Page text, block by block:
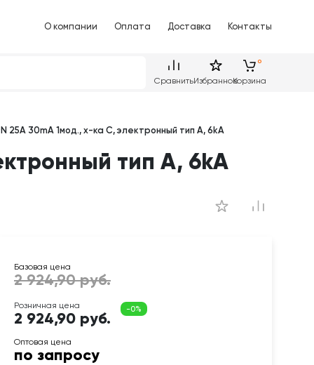
О компании Оплата Доставка Контакты
СравнитьИзбранноеКорзина
25A 30mA 1мод., х-ка С, электронный тип A, 6kA
тип A, 6kA
2 924,90 руб.
по запросу